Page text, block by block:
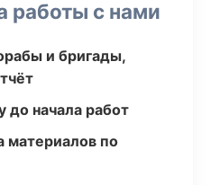
работы с нами
и бригады,
до начала работ
материалов по